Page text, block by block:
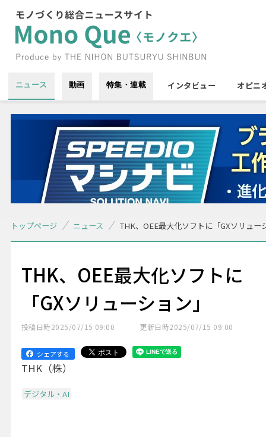
ニュース 動画 特集・連載 インタビュー オピニ
トップページ ニュース THK、OEE最大化ソフトに「GXソリュー
THK、OEE最大化ソフトに
「GXソリューション」
投稿日時2025/07/15 09:00 更新日時2025/07/15 09:00
シェアする
THK（株）
デジタル・AI